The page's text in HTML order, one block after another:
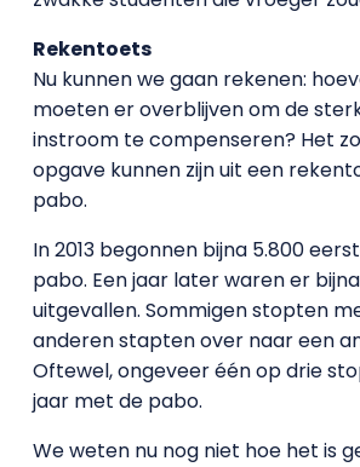
Rekentoets
Nu kunnen we gaan rekenen:
moeten er overblijven om de
instroom te compenseren? Het
opgave kunnen zijn uit een
pabo.
In 2013 begonnen bijna 5.800
pabo. Een jaar later waren er bijna
uitgevallen. Sommigen stopten
anderen stapten over naar een
Oftewel, ongeveer één op drie
jaar met de pabo.
We weten nu nog niet hoe het is